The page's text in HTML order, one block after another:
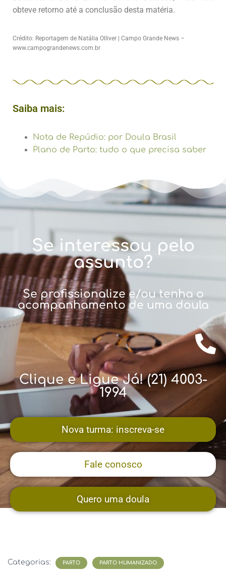
obteve retorno até a conclusão desta matéria.
Crédito: Reportagem de Natália Olliver | Campo Grande News –
www.campograndenews.com.br
Saiba mais:
Nota de Repúdio: por Doula Brasil
Plano de Parto: tudo o que precisa saber
Se interessou pelo
assunto?
Se profissionalize e/ou tenha o
acompanhamento de uma doula
Clique e Ligue Já! (21) 4003-
1994
Nova turma: inscreva-se
Fale conosco
Quero uma doula
Categorias: PARTO PARTO HUMANIZADO